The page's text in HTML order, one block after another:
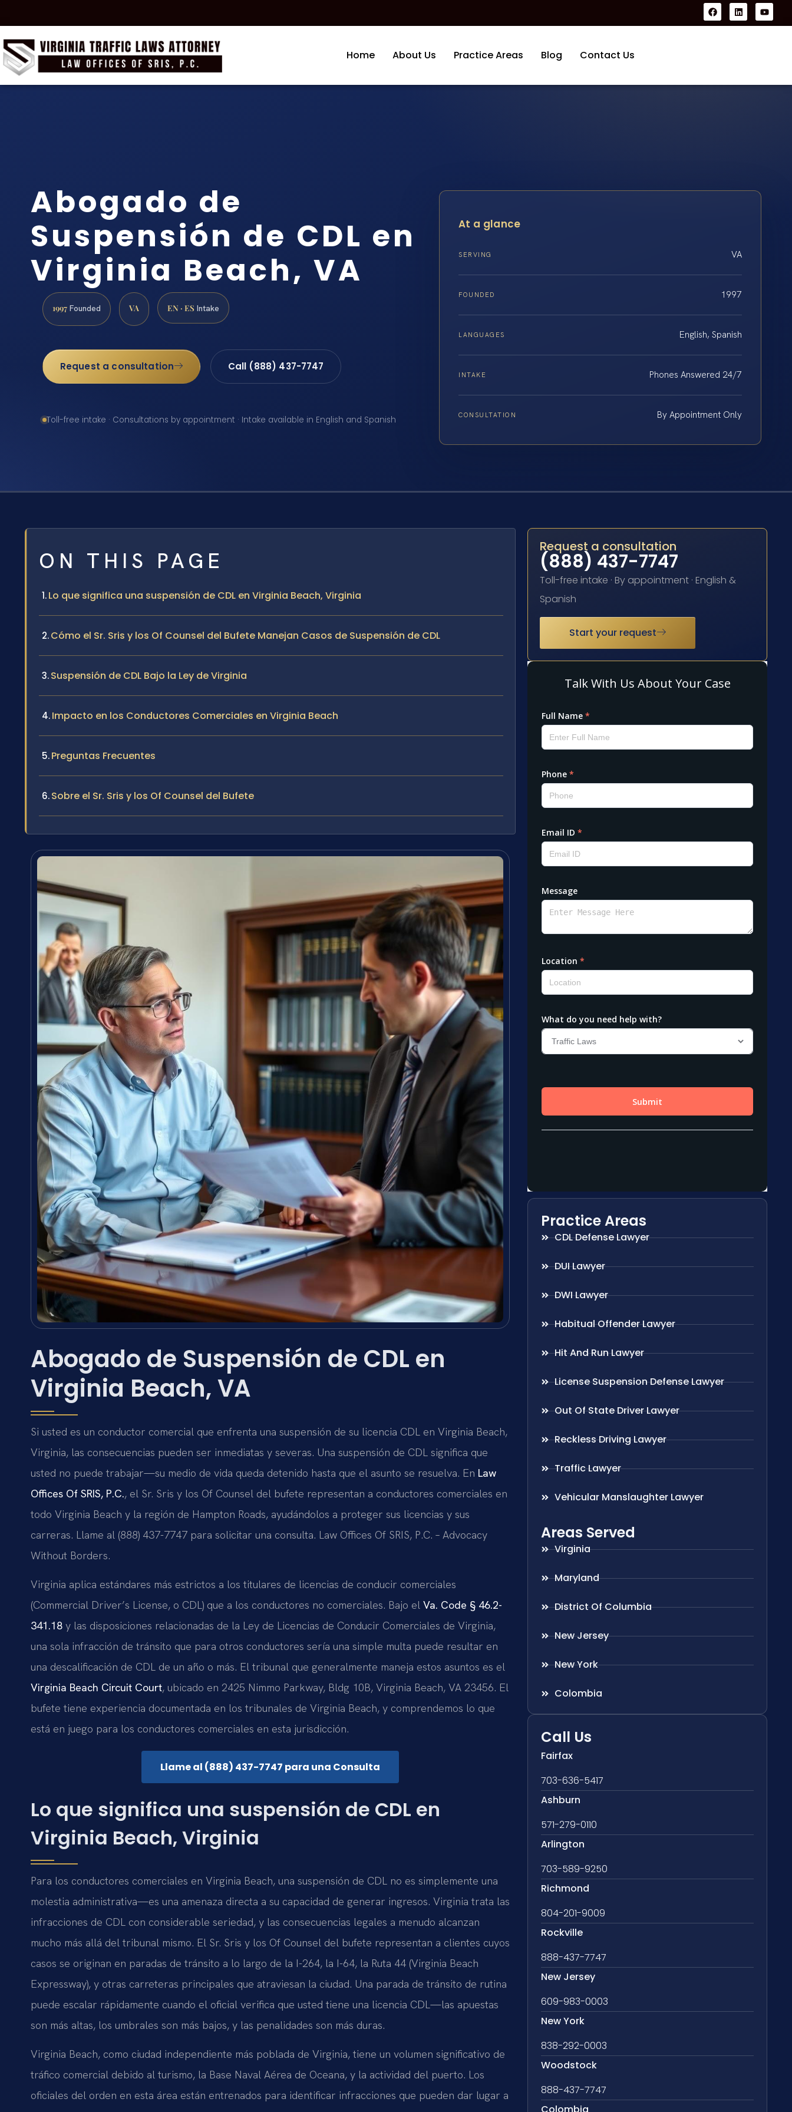
Home About Us Practice Areas Blog Contact Us
Abogado de
Suspensión de CDL en
Virginia Beach, VA
1997 Founded VA EN · ES Intake
Request a consultation Call (888) 437-7747
Toll-free intake · Consultations by appointment · Intake available in English and Spanish
At a glance
SERVING VA
FOUNDED 1997
LANGUAGES English, Spanish
INTAKE Phones Answered 24/7
CONSULTATION By Appointment Only
ON THIS PAGE
Lo que significa una suspensión de CDL en Virginia Beach, Virginia
Cómo el Sr. Sris y los Of Counsel del Bufete Manejan Casos de Suspensión de CDL
Suspensión de CDL Bajo la Ley de Virginia
Impacto en los Conductores Comerciales en Virginia Beach
Preguntas Frecuentes
Sobre el Sr. Sris y los Of Counsel del Bufete
Abogado de Suspensión de CDL en
Virginia Beach, VA
Si usted es un conductor comercial que enfrenta una suspensión de su licencia CDL en Virginia Beach,
Virginia, las consecuencias pueden ser inmediatas y severas. Una suspensión de CDL significa que
usted no puede trabajar—su medio de vida queda detenido hasta que el asunto se resuelva. En Law
Offices Of SRIS, P.C., el Sr. Sris y los Of Counsel del bufete representan a conductores comerciales en
todo Virginia Beach y la región de Hampton Roads, ayudándolos a proteger sus licencias y sus
carreras. Llame al (888) 437-7747 para solicitar una consulta. Law Offices Of SRIS, P.C. – Advocacy
Without Borders.
Virginia aplica estándares más estrictos a los titulares de licencias de conducir comerciales
(Commercial Driver’s License, o CDL) que a los conductores no comerciales. Bajo el Va. Code § 46.2-
341.18 y las disposiciones relacionadas de la Ley de Licencias de Conducir Comerciales de Virginia,
una sola infracción de tránsito que para otros conductores sería una simple multa puede resultar en
una descalificación de CDL de un año o más. El tribunal que generalmente maneja estos asuntos es el
Virginia Beach Circuit Court, ubicado en 2425 Nimmo Parkway, Bldg 10B, Virginia Beach, VA 23456. El
bufete tiene experiencia documentada en los tribunales de Virginia Beach, y comprendemos lo que
está en juego para los conductores comerciales en esta jurisdicción.
Llame al (888) 437-7747 para una Consulta
Lo que significa una suspensión de CDL en
Virginia Beach, Virginia
Para los conductores comerciales en Virginia Beach, una suspensión de CDL no es simplemente una
molestia administrativa—es una amenaza directa a su capacidad de generar ingresos. Virginia trata las
infracciones de CDL con considerable seriedad, y las consecuencias legales a menudo alcanzan
mucho más allá del tribunal mismo. El Sr. Sris y los Of Counsel del bufete representan a clientes cuyos
casos se originan en paradas de tránsito a lo largo de la I-264, la I-64, la Ruta 44 (Virginia Beach
Expressway), y otras carreteras principales que atraviesan la ciudad. Una parada de tránsito de rutina
puede escalar rápidamente cuando el oficial verifica que usted tiene una licencia CDL—las apuestas
son más altas, los umbrales son más bajos, y las penalidades son más duras.
Virginia Beach, como ciudad independiente más poblada de Virginia, tiene un volumen significativo de
tráfico comercial debido al turismo, la Base Naval Aérea de Oceana, y la actividad del puerto. Los
oficiales del orden en esta área están entrenados para identificar infracciones que pueden dar lugar a
Request a consultation
(888) 437-7747
Toll-free intake · By appointment · English &
Spanish
Start your request
Practice Areas
CDL Defense Lawyer
DUI Lawyer
DWI Lawyer
Habitual Offender Lawyer
Hit And Run Lawyer
License Suspension Defense Lawyer
Out Of State Driver Lawyer
Reckless Driving Lawyer
Traffic Lawyer
Vehicular Manslaughter Lawyer
Areas Served
Virginia
Maryland
District Of Columbia
New Jersey
New York
Colombia
Call Us
Fairfax
703-636-5417
Ashburn
571-279-0110
Arlington
703-589-9250
Richmond
804-201-9009
Rockville
888-437-7747
New Jersey
609-983-0003
New York
838-292-0003
Woodstock
888-437-7747